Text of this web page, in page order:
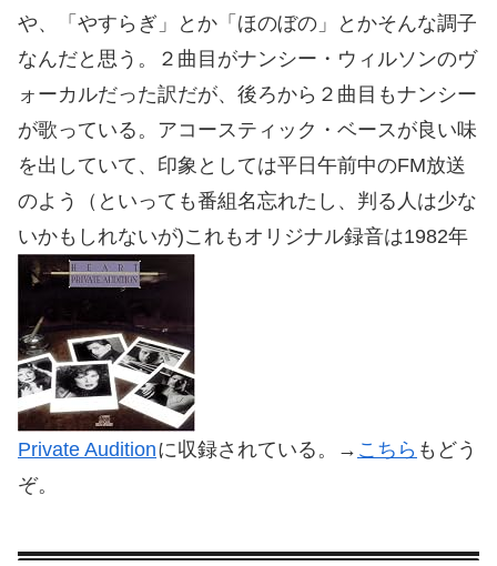
や、「やすらぎ」とか「ほのぼの」とかそんな調子
なんだと思う。２曲目がナンシー・ウィルソンのヴ
ォーカルだった訳だが、後ろから２曲目もナンシー
が歌っている。アコースティック・ベースが良い味
を出していて、印象としては平日午前中のFM放送
のよう（といっても番組名忘れたし、判る人は少な
いかもしれないが)これもオリジナル録音は1982年
Private Auditionに収録されている。→ こちら もどう
ぞ。